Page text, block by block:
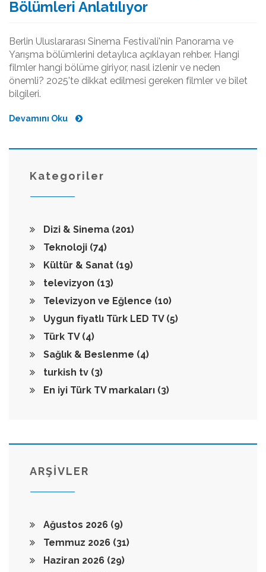
Bölümleri Anlatılıyor
Berlin Uluslararası Sinema Festivali'nin Panorama ve
Yarışma bölümlerini detaylıca açıklayan rehber. Hangi
filmler hangi bölüme giriyor, nasıl izlenir ve neden
önemli? 2025'te dikkat edilmesi gereken filmler ve bilet
bilgileri.
Devamını Oku
Kategoriler
Dizi & Sinema (201)
Teknoloji (74)
Kültür & Sanat (19)
televizyon (13)
Televizyon ve Eğlence (10)
Uygun fiyatlı Türk LED TV (5)
Türk TV (4)
Sağlık & Beslenme (4)
turkish tv (3)
En iyi Türk TV markaları (3)
ARŞİVLER
Ağustos 2026 (9)
Temmuz 2026 (31)
Haziran 2026 (29)